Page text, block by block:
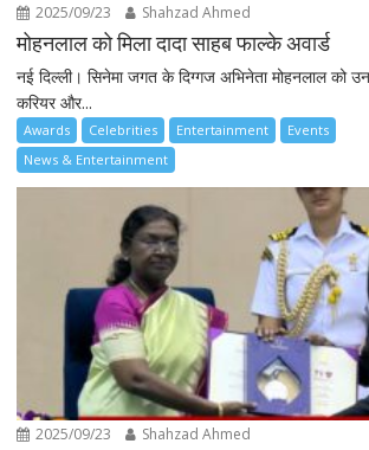
2025/09/23 Shahzad Ahmed
मोहनलाल को मिला दादा साहब फाल्के अवार्ड
नई दिल्ली। सिनेमा जगत के दिग्गज अभिनेता मोहनलाल को
करियर और...
Awards Celebrities Entertainment
Events
News & Entertainment
2025/09/23 Shahzad Ahmed